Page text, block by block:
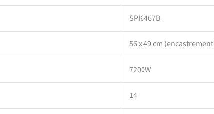
SPI6467B
56 x 49 cm
7200W
14